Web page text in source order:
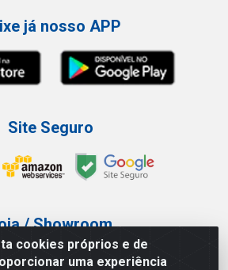
cookies próprios e de
uma experiência
já nosso APP
Site Seguro
/ Showroom
Tel.: (11) 3227-0546